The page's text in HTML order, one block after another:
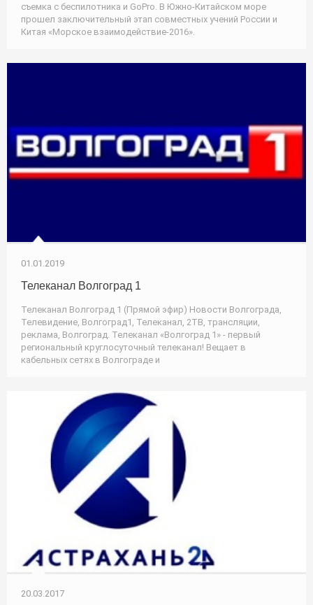
съемка с беспилотника и GoPro. В Южно-Китайском море
прошел заключительный этап совместных учений России и
Китая «Морское взаимодействие-2016».
01.01.2019
Телеканал Волгоград 1
Телеканал Волгоград 1 (Прямой эфир) Новости Волгограда,
Телевидение, Волгоград1, Телеканал, 2ТВ, трансляции,
реклама, Волгоград. Телеканал «Волгоград 1» - первый
региональный круглосуточный телеканал! Вещает в
кабельных сетях в Волгограде и
20.03.2017